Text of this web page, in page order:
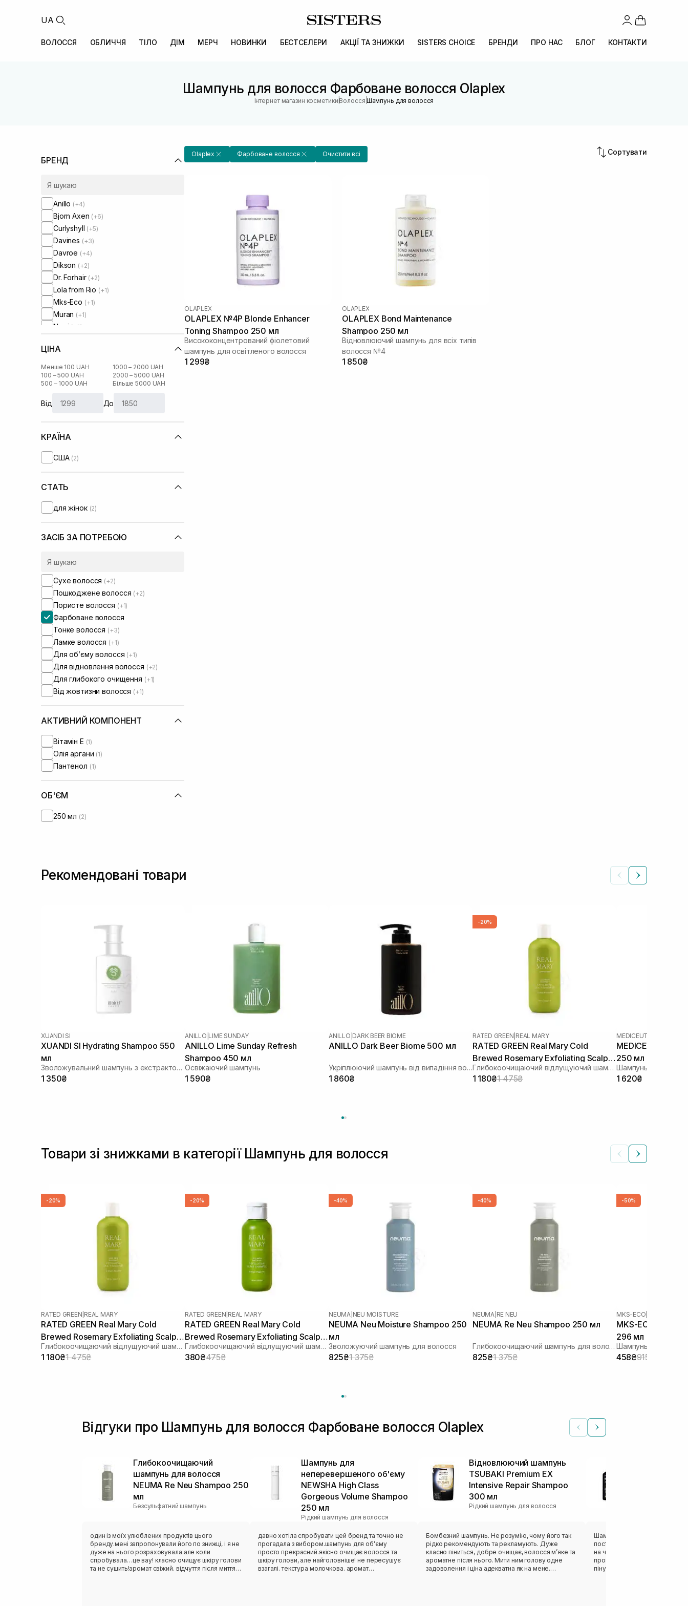
UA
ВОЛОССЯ ОБЛИЧЧЯ ТІЛО ДІМ МЕРЧ НОВИНКИ БЕСТСЕЛЕРИ АКЦІЇ ТА ЗНИЖКИ SISTERS CHOICE БРЕНДИ ПРО НАС БЛОГ КОНТАКТИ
Шампунь для волосся Фарбоване волосся Olaplex
Інтернет магазин косметики |Волосся |Шампунь для волосся
БРЕНД
Anillo (+4)
Bjorn Axen (+6)
Curlyshyll (+5)
Davines (+3)
Davroe (+4)
Dikson (+2)
Dr. Forhair (+2)
Lola from Rio (+1)
Mks-Eco (+1)
Muran (+1)
Neqi (+2)
Oliere Paris
Oribe(+3)
Orising(+3)
Rated Green
Tsubaki
ЦІНА
Менше 100 UAH
100 – 500 UAH
500 – 1000 UAH
1000 – 2000 UAH
2000 – 5000 UAH
Більше 5000 UAH
Від До
КРАЇНА
США (2)
СТАТЬ
для жінок (2)
ЗАСІБ ЗА ПОТРЕБОЮ
Сухе волосся (+2)
Пошкоджене волосся (+2)
Пористе волосся (+1)
Фарбоване волосся
Тонке волосся (+3)
Ламке волосся (+1)
Для обʼєму волосся (+1)
Для відновлення волосся (+2)
Для глибокого очищення (+1)
Від жовтизни волосся (+1)
АКТИВНИЙ КОМПОНЕНТ
Вітамін Е (1)
Олія аргани (1)
Пантенол (1)
ОБ'ЄМ
250 мл (2)
Olaplex Фарбоване волосся Очистити всі Сортувати
OLAPLEX
OLAPLEX №4P Blonde Enhancer
Toning Shampoo 250 мл
Висококонцентрований фіолетовий
шампунь для освітленого волосся
1 299₴
OLAPLEX
OLAPLEX Bond Maintenance
Shampoo 250 мл
Відновлюючий шампунь для всіх типів
волосся №4
1 850₴
Рекомендовані товари
XUANDI SI
XUANDI SI Hydrating Shampoo 550
мл
Зволожувальний шампунь з екстрактом зерна
1 350₴
ANILLO LIME SUNDAY
ANILLO Lime Sunday Refresh
Shampoo 450 мл
Освіжаючий шампунь
1 590₴
ANILLO DARK BEER BIOME
ANILLO Dark Beer Biome 500 мл
Укріплюючий шампунь від випадіння волосся
1 860₴
-20%
RATED GREEN REAL MARY
RATED GREEN Real Mary Cold
Brewed Rosemary Exfoliating Scalp
Shampoo 400 ml
Глибокоочищаючий відлущуючий шампунь з соком розмарину
1 180₴1 475₴
MEDICEUTICALS
MEDICEUTICALS
250 мл
1 620₴
Товари зі знижками в категорії Шампунь для волосся
-20%
RATED GREEN REAL MARY
RATED GREEN Real Mary Cold
Brewed Rosemary Exfoliating Scalp
Shampoo 400 ml
Глибокоочищаючий відлущуючий шампунь з соком розмарину
1 180₴1 475₴
-20%
RATED GREEN REAL MARY
RATED GREEN Real Mary Cold
Brewed Rosemary Exfoliating Scalp
Shampoo 100 мл
Глибокоочищаючий відлущуючий шампунь з соком розмарину
380₴475₴
-40%
NEUMA NEU MOISTURE
NEUMA Neu Moisture Shampoo 250
мл
Зволожуючий шампунь для волосся
825₴1 375₴
-40%
NEUMA RE NEU
NEUMA Re Neu Shampoo 250 мл
Глибокоочищаючий шампунь для волосся
825₴1 375₴
-50%
MKS-ECO
MKS-ECO
296 мл
Шампунь для
458₴915₴
Відгуки про Шампунь для волосся Фарбоване волосся Olaplex
Глибокоочищаючий
шампунь для волосся
NEUMA Re Neu Shampoo 250
мл
Безсульфатний шампунь
один із моїх улюблених продуктів цього
бренду.мені запропонували його по знижці, і я не
дуже на нього розраховувала.але коли
спробувала…це вау! класно очищує шкіру голови
та не сушить!аромат свіжий. відчуття після миття
Шампунь для
неперевершеного об'єму
NEWSHA High Class
Gorgeous Volume Shampoo
250 мл
Рідкий шампунь для волосся
давно хотіла спробувати цей бренд та точно не
прогадала з вибором.шампунь для обʼєму
просто прекрасний.якісно очищає волосся та
шкіру голови, але найголовніше! не пересушує
взагалі. текстура молочкова. аромат
Відновлюючий шампунь
TSUBAKI Premium EX
Intensive Repair Shampoo
300 мл
Рідкий шампунь для волосся
Бомбезний шампунь. Не розумію, чому його так
рідко рекомендують та рекламують. Дуже
класно піниться, добре очищає, волосся мʼяке та
ароматне після нього. Мити ним голову одне
задоволення і ціна адекватна як на мене.
Шампунь,який підійде сухій
постійну основу і
на чергування із більш
промиванні варіантом. Даний
піну і так прекрасно очищає